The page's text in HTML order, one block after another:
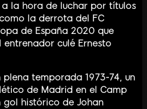
la hora de luchar por títulos
la derrota del FC
de España 2020 que
entrenador culé Ernesto
temporada 1973-74, un
de Madrid en el Camp
gol histórico de Johan